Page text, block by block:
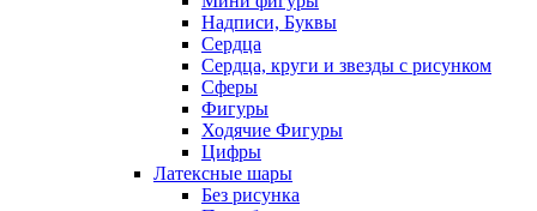
Надписи, Буквы
Сердца
Сердца, круги и звезды с рисунком
Сферы
Фигуры
Ходячие Фигуры
Цифры
Латексные шары
Без рисунка